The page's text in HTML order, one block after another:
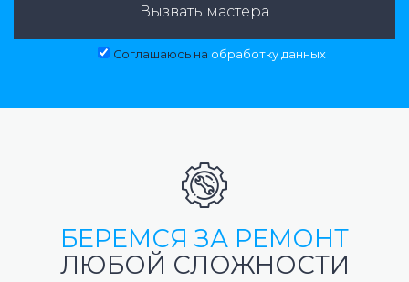
Вызвать мастера
Соглашаюсь на обработку данных
БЕРЕМСЯ ЗА РЕМОНТ
ЛЮБОЙ СЛОЖНОСТИ